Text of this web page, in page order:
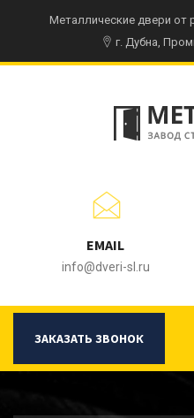
Металлические двери от
г. Дубна,
EMAIL
info@dveri-sl.ru
ЗАКАЗАТЬ ЗВОНОК